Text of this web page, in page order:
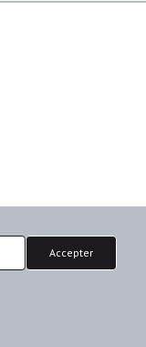
Accepter